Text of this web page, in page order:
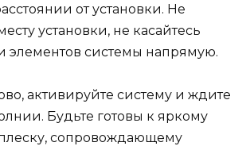
от установки. Не
установки, не касайтесь
элементов системы напрямую.
активируйте систему и ждите
Будьте готовы к яркому
сопровождающему